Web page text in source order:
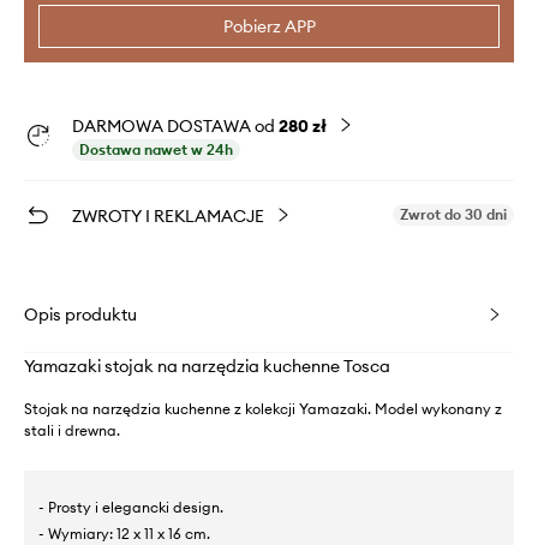
Pobierz APP
DARMOWA DOSTAWA od 280 zł
Dostawa nawet w 24h
ZWROTY I REKLAMACJE Zwrot do 30 dni
Opis produktu
Yamazaki stojak na narzędzia kuchenne Tosca
Stojak na narzędzia kuchenne z kolekcji Yamazaki. Model wykonany z
stali i drewna.
- Prosty i elegancki design.
- Wymiary: 12 x 11 x 16 cm.